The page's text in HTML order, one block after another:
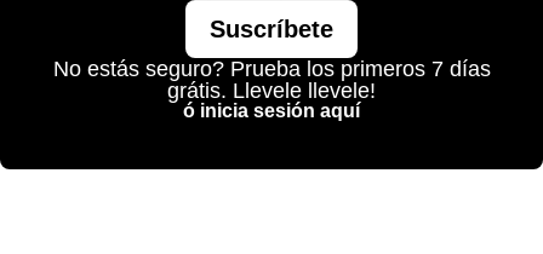
Suscríbete
No estás seguro? Prueba los primeros 7 días
grátis. Llevele llevele!
ó inicia sesión aquí